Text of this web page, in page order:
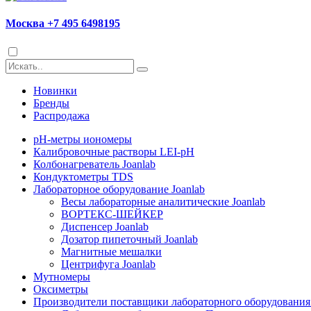
Москва +7 495 6498195
Новинки
Бренды
Распродажа
pH-метры иономеры
Калибровочные растворы LEI-pH
Колбонагреватель Joanlab
Кондуктометры TDS
Лабораторное оборудование Joanlab
Весы лабораторные аналитические Joanlab
ВОРТЕКС-ШЕЙКЕР
Диспенсер Joanlab
Дозатор пипеточный Joanlab
Магнитные мешалки
Центрифуга Joanlab
Мутномеры
Оксиметры
Производители поставщики лабораторного